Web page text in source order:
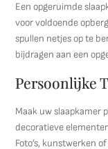
Een opgeruimde
voor voldoende
spullen netjes op te
bijdragen aan een
Persoonlijke
Maak uw slaapkamer
decoratieve
Foto’s, kunstwerken